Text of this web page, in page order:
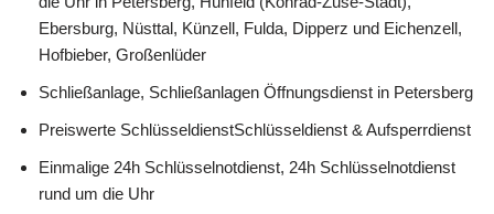
Ebersburg, Nüsttal, Künzell, Fulda, Dipperz und Eichenzell,
Hofbieber, Großenlüder
Schließanlage, Schließanlagen Öffnungsdienst in Petersberg
Preiswerte SchlüsseldienstSchlüsseldienst & Aufsperrdienst
Einmalige 24h Schlüsselnotdienst, 24h Schlüsselnotdienst
rund um die Uhr